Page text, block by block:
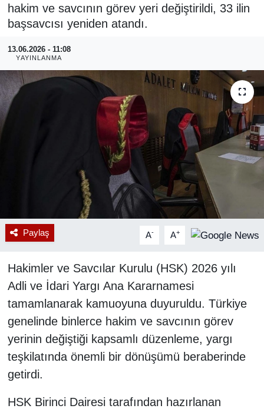
hakim ve savcının görev yeri değiştirildi, 33 ilin
başsavcısı yeniden atandı.
13.06.2026 - 11:08
YAYINLANMA
Paylaş A- A+
Hakimler ve Savcılar Kurulu (HSK) 2026 yılı
Adli ve İdari Yargı Ana Kararnamesi
tamamlanarak kamuoyuna duyuruldu. Türkiye
genelinde binlerce hakim ve savcının görev
yerinin değiştiği kapsamlı düzenleme, yargı
teşkilatında önemli bir dönüşümü beraberinde
getirdi.
HSK Birinci Dairesi tarafından hazırlanan
SPOR
RESMİ REKLAM
Son Dakika Haberleri